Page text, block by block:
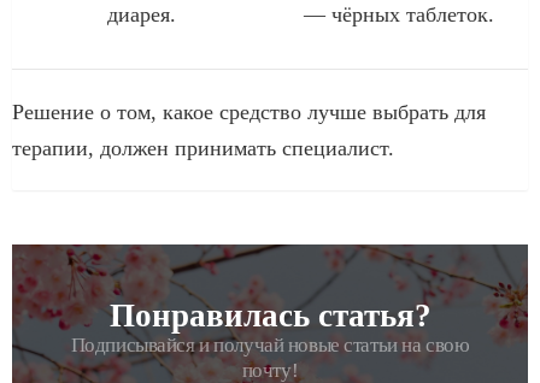
диарея.
— чёрных таблеток.
Решение о том, какое средство лучше выбрать для
терапии, должен принимать специалист.
РАССЫЛКАПонравилась статья?
Подписывайся и получай новые статьи на свою
почту!